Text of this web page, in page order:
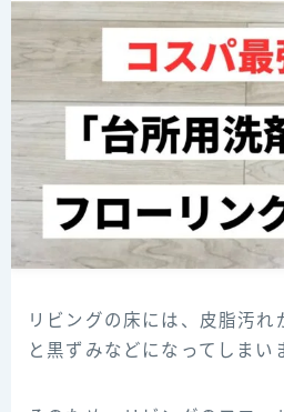
リビングの床には、皮脂汚れ
と黒ずみなどになってしまい